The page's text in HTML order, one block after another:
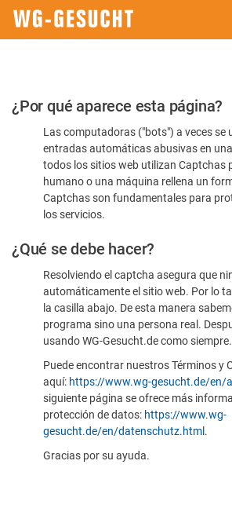
Por
favor,
confirme
humano
¿Por qué aparece esta página?
Las computadoras ("bots") a veces se
entradas automáticas abusivas en
todos los sitios web utilizan Captchas
humano o una máquina rellena un
Captchas son fundamentales para
los servicios.
¿Qué se debe hacer?
Resolviendo el captcha asegura que
automáticamente el sitio web. Por lo
la casilla abajo. De esta manera
programa sino una persona real.
usando WG-Gesucht.de como siempre.
Puede encontrar nuestros Términos y
aquí: https://www.wg-gesucht.de/en/
siguiente página se ofrece más
protección de datos: https://www.wg-
gesucht.de/en/datenschutz.html .
Gracias por su ayuda.